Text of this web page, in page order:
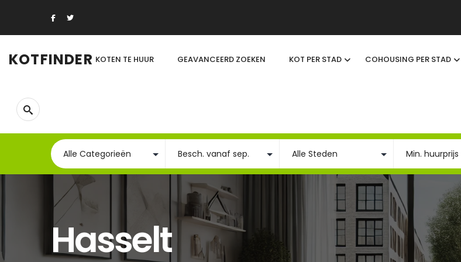
KOTFINDER KOTEN TE HUUR GEAVANCEERD ZOEKEN KOT PER STAD COHOUSING PER STAD
Hasselt